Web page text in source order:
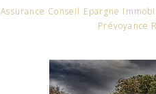
Assurance Conseil Epargne
Prévoyance